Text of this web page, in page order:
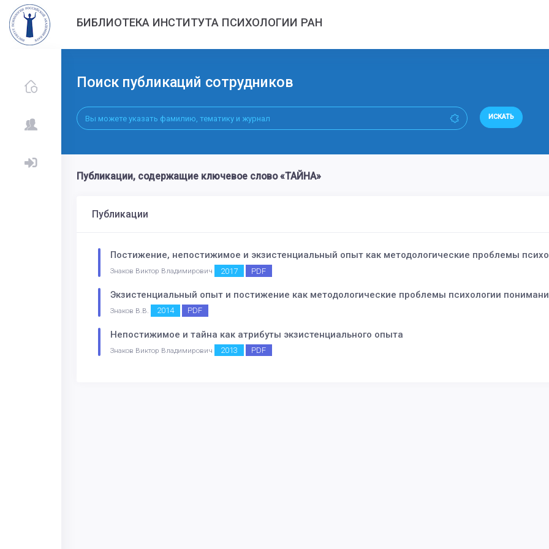
БИБЛИОТЕКА ИНСТИТУТА ПСИХОЛОГИИ РАН
Поиск публикаций сотрудников
ИСКАТЬ
Публикации, содержащие ключевое слово «ТАЙНА»
Публикации
Постижение, непостижимое и экзистенциальный опыт как методологические проблемы
Знаков Виктор Владимирович 2017 PDF
Экзистенциальный опыт и постижение как методологические проблемы психологии
Знаков В.В. 2014 PDF
Непостижимое и тайна как атрибуты экзистенциального опыта
Знаков Виктор Владимирович 2013 PDF